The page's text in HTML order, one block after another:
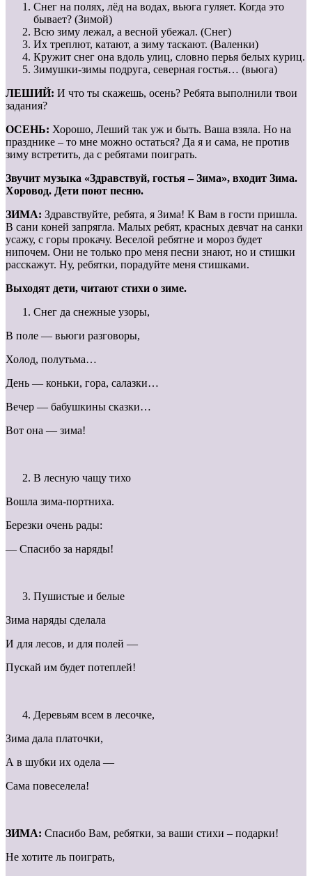
Снег на полях, лёд на водах, вьюга гуляет. Когда это
бывает? (Зимой)
Всю зиму лежал, а весной убежал. (Снег)
Их треплют, катают, а зиму таскают. (Валенки)
Кружит снег она вдоль улиц, словно перья белых куриц.
Зимушки-зимы подруга, северная гостья… (вьюга)
ЛЕШИЙ: И что ты скажешь, осень? Ребята выполнили твои
задания?
ОСЕНЬ: Хорошо, Леший так уж и быть. Ваша взяла. Но на
празднике – то мне можно остаться? Да я и сама, не против
зиму встретить, да с ребятами поиграть.
Звучит музыка «Здравствуй, гостья – Зима», входит Зима.
Хоровод. Дети поют песню.
ЗИМА: Здравствуйте, ребята, я Зима! К Вам в гости пришла.
В сани коней запрягла. Малых ребят, красных девчат на санки
усажу, с горы прокачу. Веселой ребятне и мороз будет
нипочем. Они не только про меня песни знают, но и стишки
расскажут. Ну, ребятки, порадуйте меня стишками.
Выходят дети, читают стихи о зиме.
Снег да снежные узоры,
В поле — вьюги разговоры,
Холод, полутьма…
День — коньки, гора, салазки…
Вечер — бабушкины сказки…
Вот она — зима!
В лесную чащу тихо
Вошла зима-портниха.
Березки очень рады:
— Спасибо за наряды!
Пушистые и белые
Зима наряды сделала
И для лесов, и для полей —
Пускай им будет потеплей!
Деревьям всем в лесочке,
Зима дала платочки,
А в шубки их одела —
Сама повеселела!
ЗИМА: Спасибо Вам, ребятки, за ваши стихи – подарки!
Не хотите ль поиграть,